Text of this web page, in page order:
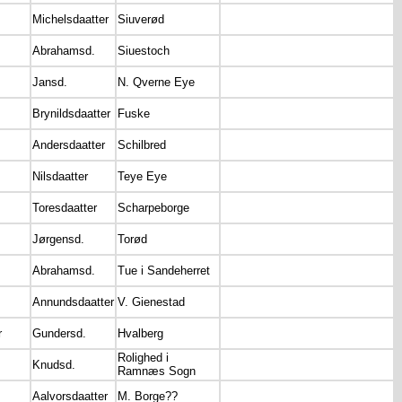
Michelsdaatter Siuverød
Abrahamsd. Siuestoch
Jansd. N. Qverne Eye
Brynildsdaatter Fuske
Andersdaatter Schilbred
Nilsdaatter Teye Eye
Toresdaatter Scharpeborge
Jørgensd. Torød
Abrahamsd. Tue i Sandeherret
Annundsdaatter V. Gienestad
Gundersd. Hvalberg
Knudsd.
Rolighed i
Ramnæs Sogn
Aalvorsdaatter
M. Borge??